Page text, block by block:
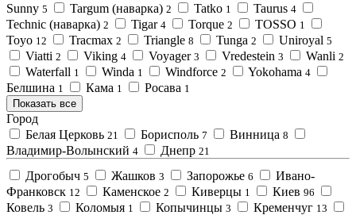
Sunny 5 Targum (наварка) 2 Tatko 1 Taurus 4
Technic (наварка) 2 Tigar 4 Torque 2 TOSSO 1
Toyo 12 Tracmax 2 Triangle 8 Tunga 2 Uniroyal 5
Viatti 2 Viking 4 Voyager 3 Vredestein 3 Wanli 2
Waterfall 1 Winda 1 Windforce 2 Yokohama 4
Белшина 1 Кама 1 Росава 1
Показать все
Город
Белая Церковь 21 Борисполь 7 Винница 8
Владимир-Волынский 4 Днепр 21
Дрогобыч 5 Жашков 3 Запорожье 6
Ивано-
Франковск 12 Каменское 2 Киверцы 1 Киев 96
Ковель 3 Коломыя 1 Копычинцы 3 Кременчуг 13